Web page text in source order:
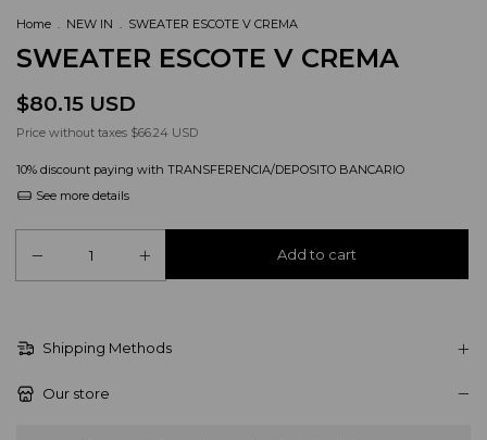
Home . NEW IN . SWEATER ESCOTE V CREMA
SWEATER ESCOTE V CREMA
$80.15 USD
Price without taxes $66.24 USD
10% discount paying with TRANSFERENCIA/DEPOSITO BANCARIO
See more details
Shipping Methods
Our store